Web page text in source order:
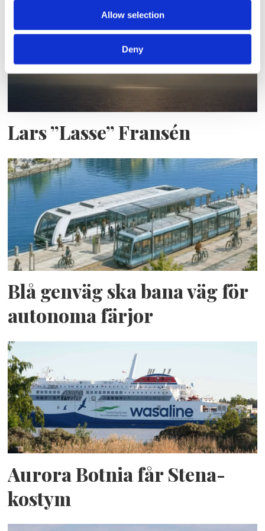
Allow selection
Deny
Lars ”Lasse” Fransén
Blå genväg ska bana väg för
autonoma färjor
Aurora Botnia får Stena-
kostym